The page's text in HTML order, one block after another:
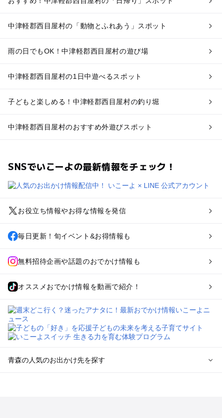
中津軽郡西目屋村の「動物とふれあう」スポット
雨の日でもOK！中津軽郡西目屋村の遊び場
中津軽郡西目屋村の1日中遊べるスポット
子どもと楽しめる！中津軽郡西目屋村の釣り堀
中津軽郡西目屋村のおすすめ外遊びスポット
SNSでいこーよの最新情報をチェック！
お役立ち情報やお得な情報を発信
毎日更新！旬イベント&お得情報も
無料招待企画や話題のおでかけ情報も
オススメおでかけ情報を動画で紹介！
青森の人気のお出かけ先を探す